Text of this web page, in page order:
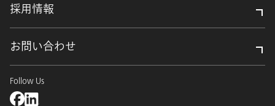
採用情報
お問い合わせ
Follow Us